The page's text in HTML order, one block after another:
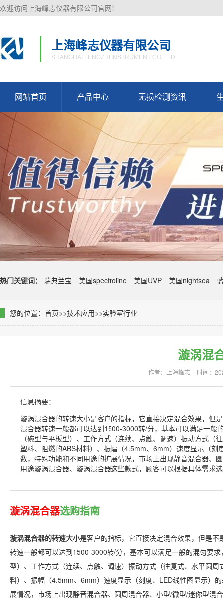
欢迎访问上海峰志仪器有限公司官网！
上海峰志仪器有限公司
SHANGHAI FENGZHI INSTRUMENT CO,.LTD
网站首页 产品中心 无损检测资讯
热门关键词： 瑞典兰宝 美国spectroline 美国UVP 美国nightsea
您的位置： 首页>>技术应用>>实验室行业
漩涡混
作者：上海峰志 时间：
信息摘要：
漩涡混合器的转速大小是客户的指标，它直接决定混合效果，但
混合器转速一般都可以达到1500-3000转/分，基本可以满足一
（碗型与平板型）、工作方式（连续、点触、调速）振动方式
塑料、阻燃的ABS材料）、振幅（4.5mm、6mm）速度显示（
数，特殊功能和不同用途的扩展情况，市场上出现静音混合器、
用途漩涡混合器、漩涡混合器这些款式，顾客可以根据具体需求
漩涡混合器选购指南
漩涡混合器的转速大小是客户的指标，它直接决定混合效果，但是
转速一般都可以达到1500-3000转/分，基本可以满足一般的混匀要
型）、工作方式（连续、点触、调速）振动方式（往复式、水平圆
料）、振幅（4.5mm、6mm）速度显示（刻度、LED线性图显示）
展情况，市场上出现静音混合器、圆周混合器、小型/微型/迷你型混